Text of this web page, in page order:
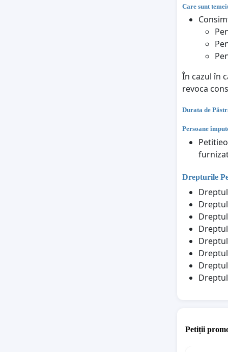
Care sunt
În cazul în
revoca
Durata de
Persoane
Drepturile
Petiții